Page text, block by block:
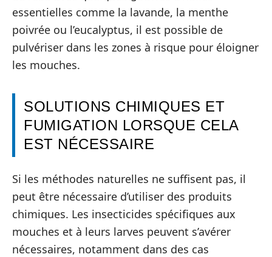
essentielles comme la lavande, la menthe
poivrée ou l’eucalyptus, il est possible de
pulvériser dans les zones à risque pour éloigner
les mouches.
SOLUTIONS CHIMIQUES ET
FUMIGATION LORSQUE CELA
EST NÉCESSAIRE
Si les méthodes naturelles ne suffisent pas, il
peut être nécessaire d’utiliser des produits
chimiques. Les insecticides spécifiques aux
mouches et à leurs larves peuvent s’avérer
nécessaires, notamment dans des cas